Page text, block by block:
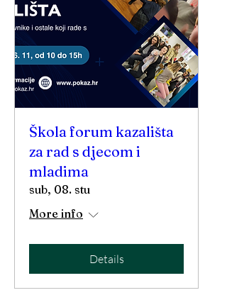
Škola forum kazališta
za rad s djecom i
mladima
sub, 08. stu
More info
Details